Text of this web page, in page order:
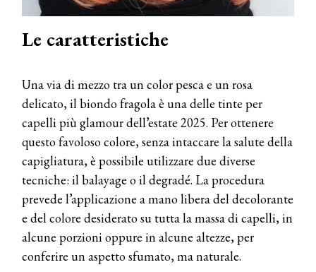
Le caratteristiche
Una via di mezzo tra un color pesca e un rosa
delicato, il biondo fragola è una delle tinte per
capelli più glamour dell’estate 2025. Per ottenere
questo favoloso colore, senza intaccare la salute della
capigliatura, è possibile utilizzare due diverse
tecniche: il balayage o il degradé. La procedura
prevede l’applicazione a mano libera del decolorante
e del colore desiderato su tutta la massa di capelli, in
alcune porzioni oppure in alcune altezze, per
conferire un aspetto sfumato, ma naturale.